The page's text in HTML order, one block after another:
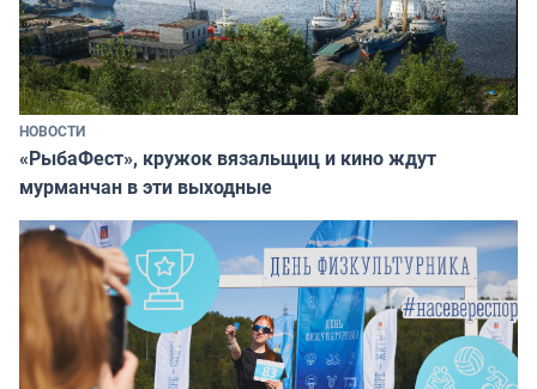
НОВОСТИ
«РыбаФест», кружок вязальщиц и кино ждут
мурманчан в эти выходные